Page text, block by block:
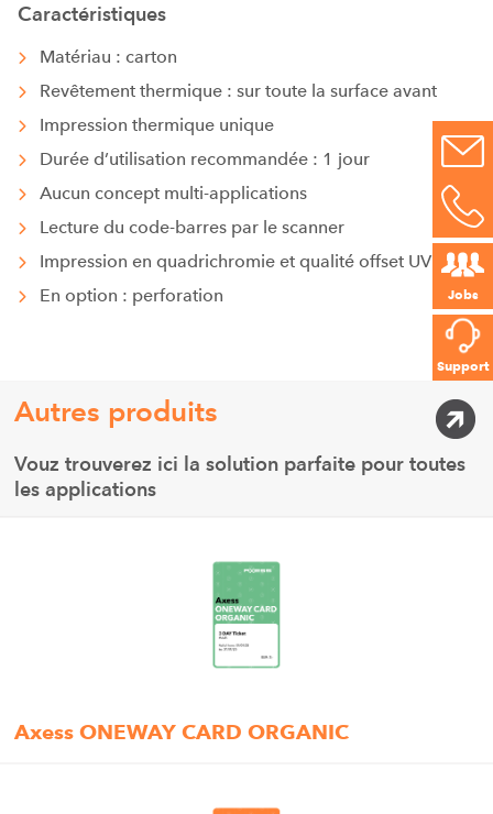
Jobs
Support
Caractéristiques
Matériau : carton
Revêtement thermique : sur toute la surface avant
Impression thermique unique
Durée d’utilisation recommandée : 1 jour
Aucun concept multi-applications
Lecture du code-barres par le scanner
Impression en quadrichromie et qualité offset UV
En option : perforation
Autres produits
Vouz trouverez ici la solution parfaite pour toutes
les applications
Axess ONEWAY CARD ORGANIC